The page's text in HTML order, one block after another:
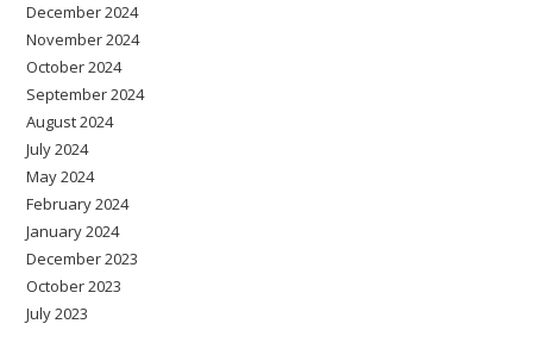
December 2024
November 2024
October 2024
September 2024
August 2024
July 2024
May 2024
February 2024
January 2024
December 2023
October 2023
July 2023